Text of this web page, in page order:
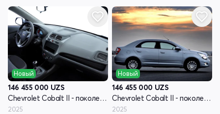
Новый
146 455 000 UZS
Chevrolet Cobalt II - поколение рестайлинг
2025
Новый
146 455 000 UZS
Chevrolet Cobalt II - поколение рестайлинг
2025